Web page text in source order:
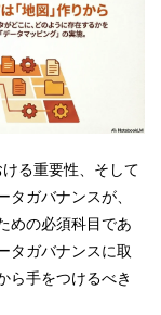
る重要性、そして
ガバナンスが、
めの必須科目であ
タガバナンスに取
ら手をつけるべき